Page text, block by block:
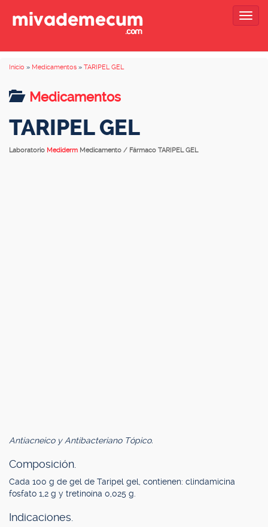
Inicio » Medicamentos » TARIPEL GEL
Medicamentos
TARIPEL GEL
Laboratorio Mediderm Medicamento / Fármaco TARIPEL GEL
Antiacneico y Antibacteriano Tópico.
Composición.
Cada 100 g de gel de Taripel gel, contienen: clindamicina
fosfato 1,2 g y tretinoína 0,025 g.
Indicaciones.